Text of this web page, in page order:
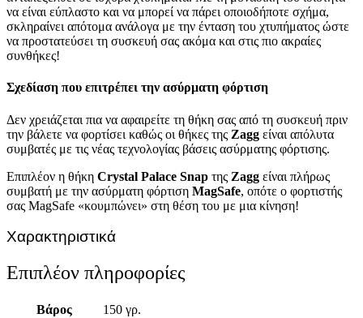
να είναι εύπλαστο και να μπορεί να πάρει οποιοδήποτε σχήμα,
σκληραίνει απότομα ανάλογα με την ένταση του χτυπήματος ώστε
να προστατεύσει τη συσκευή σας ακόμα και στις πιο ακραίες
συνθήκες!
Σχεδίαση που επιτρέπει την ασύρματη φόρτιση
Δεν χρειάζεται πια να αφαιρείτε τη θήκη σας από τη συσκευή πριν
την βάλετε να φορτίσει καθώς οι θήκες της Zagg είναι απόλυτα
συμβατές με τις νέας τεχνολογίας βάσεις ασύρματης φόρτισης.
Επιπλέον η θήκη Crystal Palace Snap της Zagg είναι πλήρως
συμβατή με την ασύρματη φόρτιση MagSafe, οπότε ο φορτιστής
σας MagSafe «κουμπώνει» στη θέση του με μια κίνηση!
Χαρακτηριστικά
Επιπλέον πληροφορίες
Βάρος 150 γρ.